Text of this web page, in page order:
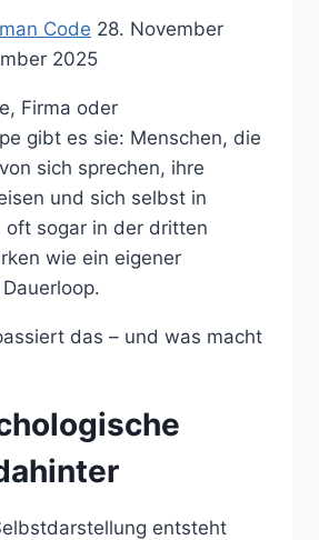
Code 28. November
2025
Firma oder
gibt es sie: Menschen, die
sich sprechen, ihre
und sich selbst in
oft sogar in der dritten
wie ein eigener
das – und was macht
entsteht